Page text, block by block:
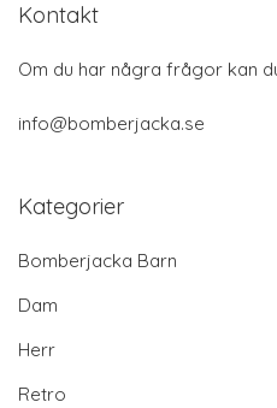
Kontakt
Om du har några frågor kan
info@bomberjacka.se
Kategorier
Bomberjacka Barn
Dam
Herr
Retro